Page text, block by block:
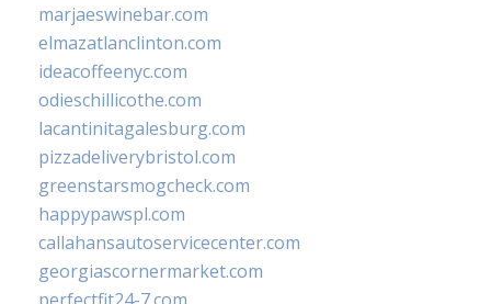
marjaeswinebar.com
elmazatlanclinton.com
ideacoffeenyc.com
odieschillicothe.com
lacantinitagalesburg.com
pizzadeliverybristol.com
greenstarsmogcheck.com
happypawspl.com
callahansautoservicecenter.com
georgiascornermarket.com